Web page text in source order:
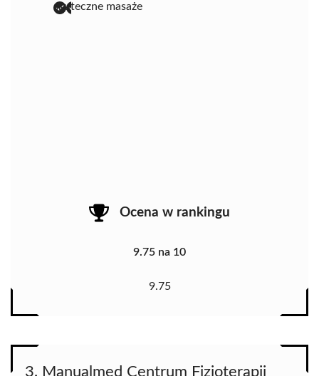
skuteczne masaże
Ocena w rankingu
9.75 na 10
9.75
3. Manualmed Centrum Fizjoterapii